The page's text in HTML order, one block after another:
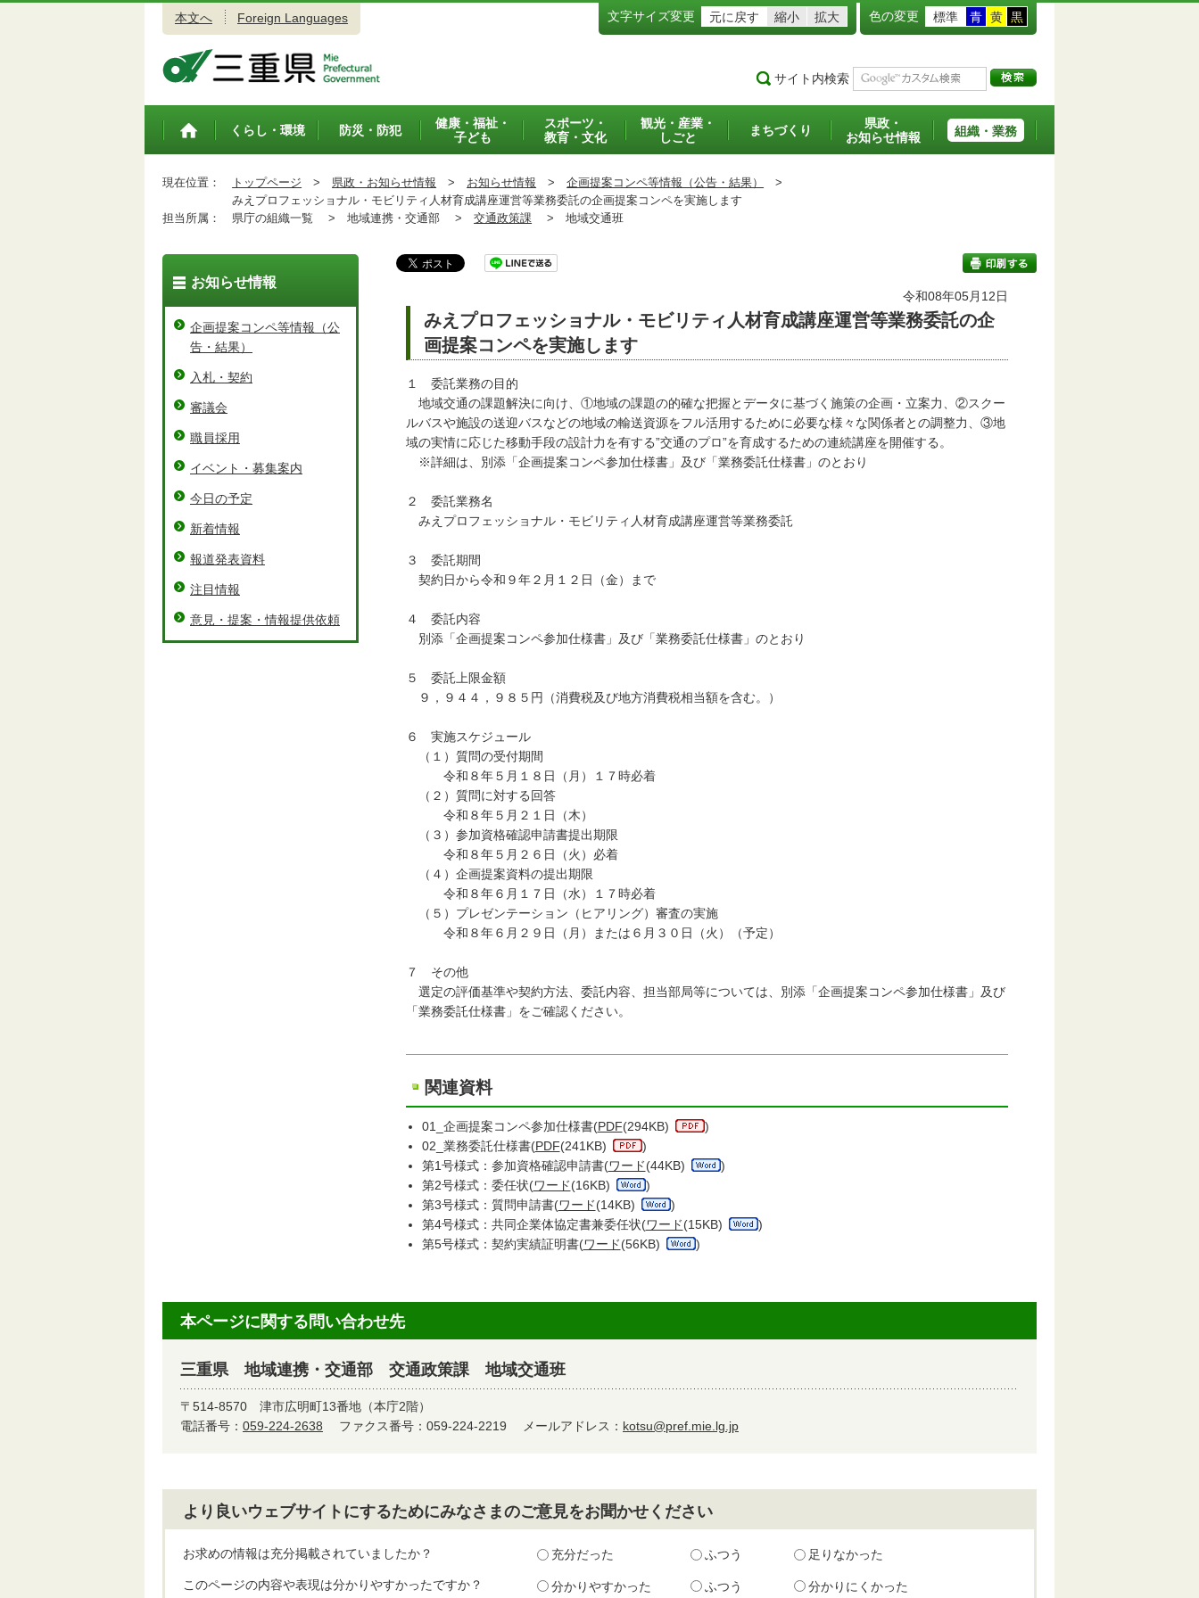
本文へ Foreign Languages 文字サイズ変更 元に戻す 縮小 拡大 色の変更 標準 青 黄 黒
サイト内検索
トップペ
くらし・環境 防災・防犯
健康・福祉・
子ども
スポーツ・
教育・文化
観光・産業・
しごと
まちづくり
県政・
お知らせ情報
組織・業務
現在位置： トップページ > 県政・お知らせ情報 > お知らせ情報 > 企画提案コンペ等情報（公告・結果）
>
みえプロフェッショナル・モビリティ人材育成講座運営等業務委託の企画提案コンペを実施します
担当所属：
県庁の組織一覧 > 地域連携・交通部 > 交通政策課 > 地域交通班
令和08年05月12日
みえプロフェッショナル・モビリティ人材育成講座運営等業務委託の企
画提案コンペを実施します
１ 委託業務の目的
地域交通の課題解決に向け、①地域の課題の的確な把握とデータに基づく施策の企画・立案力、②スクー
ルバスや施設の送迎バスなどの地域の輸送資源をフル活用するために必要な様々な関係者との調整力、③地
域の実情に応じた移動手段の設計力を有する”交通のプロ”を育成するための連続講座を開催する。
※詳細は、別添「企画提案コンペ参加仕様書」及び「業務委託仕様書」のとおり
２ 委託業務名
みえプロフェッショナル・モビリティ人材育成講座運営等業務委託
３ 委託期間
契約日から令和９年２月１２日（金）まで
４ 委託内容
別添「企画提案コンペ参加仕様書」及び「業務委託仕様書」のとおり
５ 委託上限金額
９，９４４，９８５円（消費税及び地方消費税相当額を含む。）
６ 実施スケジュール
（１）質問の受付期間
令和８年５月１８日（月）１７時必着
（２）質問に対する回答
令和８年５月２１日（木）
（３）参加資格確認申請書提出期限
令和８年５月２６日（火）必着
（４）企画提案資料の提出期限
令和８年６月１７日（水）１７時必着
（５）プレゼンテーション（ヒアリング）審査の実施
令和８年６月２９日（月）または６月３０日（火）（予定）
７ その他
選定の評価基準や契約方法、委託内容、担当部局等については、別添「企画提案コンペ参加仕様書」及び
「業務委託仕様書」をご確認ください。
関連資料
01_企画提案コンペ参加仕様書(PDF(294KB)
)
02_業務委託仕様書(PDF(241KB)
)
第1号様式：参加資格確認申請書(ワード(44KB)
)
第2号様式：委任状(ワード(16KB)
)
第3号様式：質問申請書(ワード(14KB)
)
第4号様式：共同企業体協定書兼委任状(ワード(15KB)
)
第5号様式：契約実績証明書(ワード(56KB) )
お知らせ情報
企画提案コンペ等情報（公
告・結果）
入札・契約
審議会
職員採用
イベント・募集案内
今日の予定
新着情報
報道発表資料
注目情報
意見・提案・情報提供依頼
本ページに関する問い合わせ先
三重県 地域連携・交通部 交通政策課 地域交通班
〒514-8570 津市広明町13番地（本庁2階）
電話番号： 059-224-2638 ファクス番号：059-224-2219 メールアドレス： kotsu@pref.mie.lg.jp
より良いウェブサイトにするためにみなさまのご意見をお聞かせください
お求めの情報は充分掲載されていましたか？ 充分だった ふつう 足りなかった
このページの内容や表現は分かりやすかったですか？ 分かりやすかった ふつう 分かりにくかった